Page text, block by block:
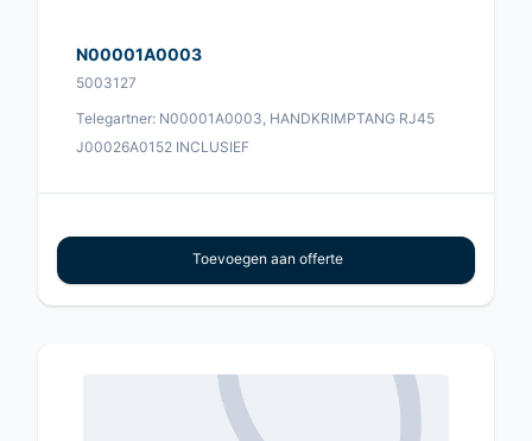
N00001A0003
5003127
Telegartner: N00001A0003, HANDKRIMPTANG RJ45
J00026A0152 INCLUSIEF
Toevoegen aan offerte